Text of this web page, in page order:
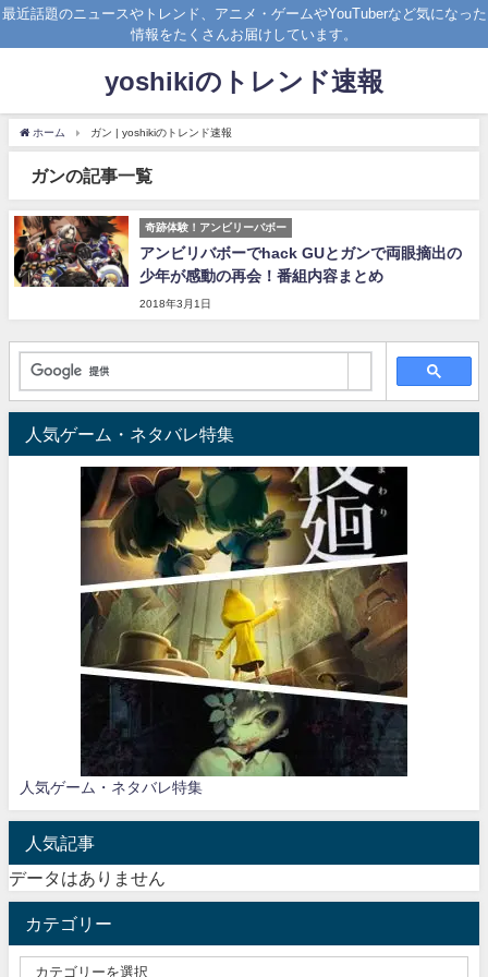
最近話題のニュースやトレンド、アニメ・ゲームやYouTuberなど気になった
情報をたくさんお届けしています。
yoshikiのトレンド速報
ホーム ガン | yoshikiのトレンド速報
ガンの記事一覧
奇跡体験！アンビリーバボー
アンビリバボーでhack GUとガンで両眼摘出の
少年が感動の再会！番組内容まとめ
2018年3月1日
人気ゲーム・ネタバレ特集
人気ゲーム・ネタバレ特集
人気記事
データはありません
カテゴリー